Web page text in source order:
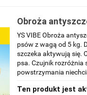
Obroża
YS VIBE Obroża
psów z wagą od 5 kg.
szczeka aktywują się.
psa. Czujnik rozróżnia
powstrzymania
Ten produkt jest